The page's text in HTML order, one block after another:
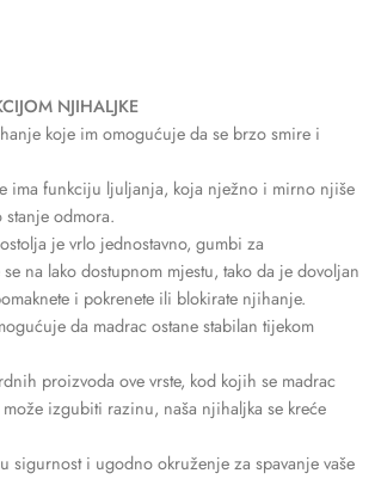
NJIHALJKE
koje im omogućuje da se brzo smire i
ima funkciju ljuljanja, koja nježno i mirno njiše
odmora.
je vrlo jednostavno, gumbi za
na lako dostupnom mjestu, tako da je dovoljan
i pokrenete ili blokirate njihanje.
da madrac ostane stabilan tijekom
proizvoda ove vrste, kod kojih se madrac
izgubiti razinu, naša njihaljka se kreće
sigurnost i ugodno okruženje za spavanje vaše